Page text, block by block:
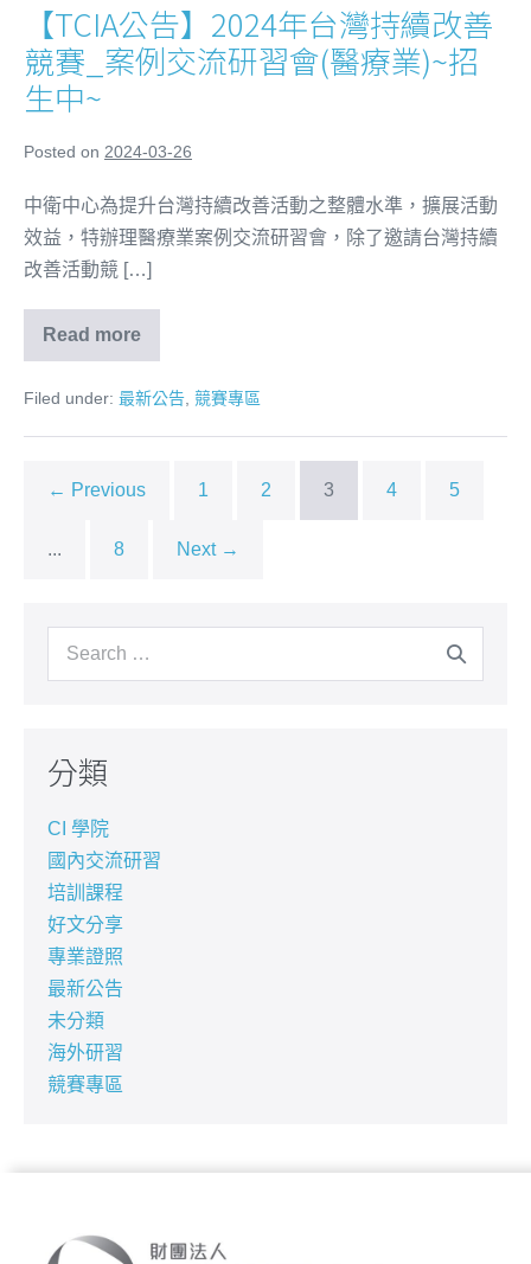
【TCIA公告】2024年台灣持續改善
競賽_案例交流研習會(醫療業)~招
生中~
Posted on 2024-03-26
中衛中心為提升台灣持續改善活動之整體水準，擴展活動
效益，特辦理醫療業案例交流研習會，除了邀請台灣持續
改善活動競 […]
Read more
Filed under: 最新公告, 競賽專區
← Previous 1 2 3 4 5
... 8 Next →
分類
CI 學院
國內交流研習
培訓課程
好文分享
專業證照
最新公告
未分類
海外研習
競賽專區